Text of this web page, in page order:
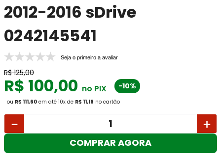
2012-2016 sDrive
0242145541
Seja o primeiro a avaliar
R$ 125,00
R$ 100,00 no PIX -10%
ou R$ 111,60 em até 10x de R$ 11,16 no cartão
＋
－
COMPRAR AGORA